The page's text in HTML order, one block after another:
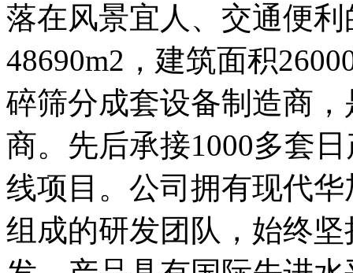
落在风景宜人、交通便
48690m2，建筑面积
碎筛分成套设备制造商
商。先后承接1000多套
线项目。公司拥有现代
组成的研发团队，始终